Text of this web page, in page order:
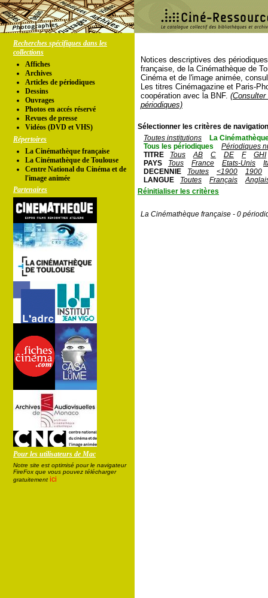
Recherches spécifiques dans les
collections
Affiches
Archives
Articles de périodiques
Dessins
Ouvrages
Photos en accés réservé
Revues de presse
Vidéos (DVD et VHS)
Répertoires
La Cinémathèque française
La Cinémathèque de Toulouse
Centre National du Cinéma et de
l'image animée
Partenaires
Pour les utilisateurs de Mac
Notre site est optimisé pour le navigateur
FireFox que vous pouvez télécharger
gratuitement ici
Notices descriptives des
française, de la Cinémathèque de
Cinéma et de l'image animée,
Les titres Cinémagazine et Paris-
coopération avec la BNF.
périodiques)
Sélectionner les critères de
Toutes institutions
La
Tous les périodiques
Périodiques
TITRE
Tous AB C DE F
GHI
PAYS
Tous France Etats-Unis
DECENNIE
Toutes <1900
1900
LANGUE
Toutes Français
Réinitialiser les critères
La Cinémathèque française - 0